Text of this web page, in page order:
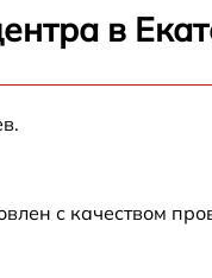
мин
в
с качеством